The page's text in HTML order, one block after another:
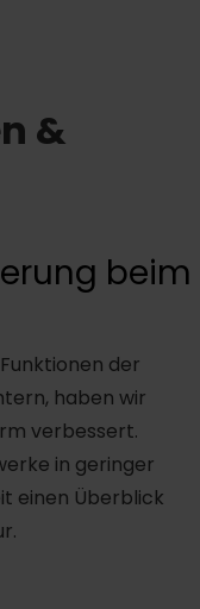
&
beim
der
haben wir
verbessert.
in geringer
einen Überblick